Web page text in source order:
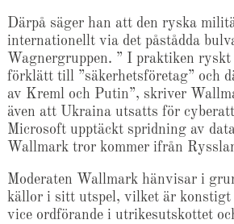
Därpå säger han att den ryska
internationellt via det påstådda
Wagnergruppen. ” I praktiken
förklätt till ”säkerhetsföretag” och
av Kreml och Putin”, skriver
även att Ukraina utsatts för
Microsoft upptäckt spridning av
Wallmark tror kommer ifrån
Moderaten Wallmark hänvisar i
källor i sitt utspel, vilket är konstigt
vice ordförande i utrikesutskottet